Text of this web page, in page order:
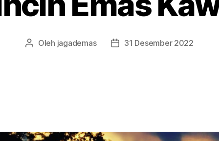
Oleh jagademas 31 Desember 2022